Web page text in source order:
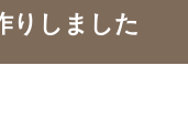
りしました